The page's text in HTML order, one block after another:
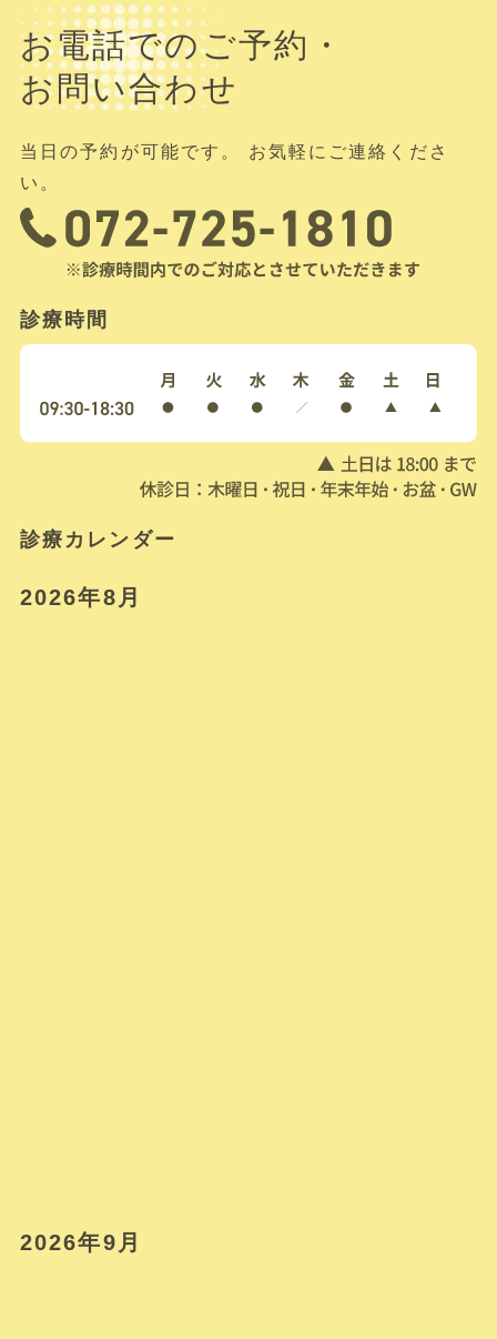
お電話でのご予約・
お問い合わせ
当日の予約が可能です。 お気軽にご連絡くださ
い。
診療時間
診療カレンダー
2026年8月
2026年9月